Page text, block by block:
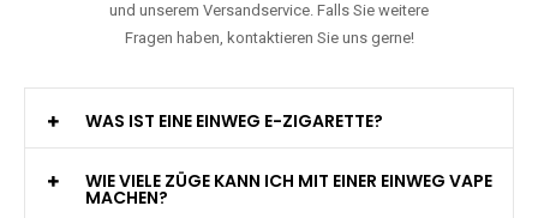
und unserem Versandservice. Falls Sie weitere
Fragen haben, kontaktieren Sie uns gerne!
WAS IST EINE EINWEG E-ZIGARETTE?
WIE VIELE ZÜGE KANN ICH MIT EINER EINWEG VAPE
MACHEN?